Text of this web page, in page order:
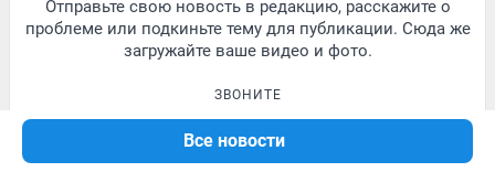
Все новости
Отправьте свою новость в редакцию, расскажите о
проблеме или подкиньте тему для публикации. Сюда же
загружайте ваше видео и фото.
ЗВОНИТЕ
8-923-157-00-00